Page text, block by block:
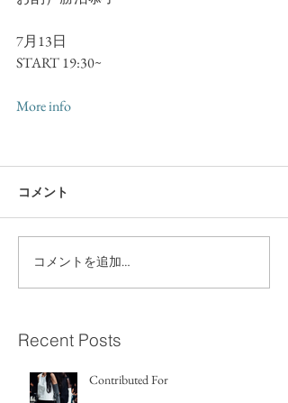
7月13日
START 19:30~
More info
コメント
コメントを追加…
Recent Posts
Contributed For